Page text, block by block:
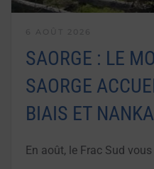
SAORGE : LE
SAORGE
BIAIS ET
En août, le Frac Sud